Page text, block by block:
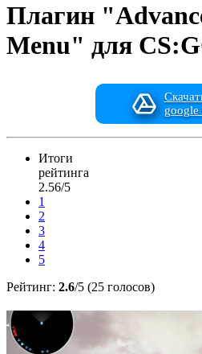
Плагин
Menu" для
google
Итоги
рейтинга
2.56/5
1
2
3
4
5
Рейтинг: 2.6/5 (25 голосов)